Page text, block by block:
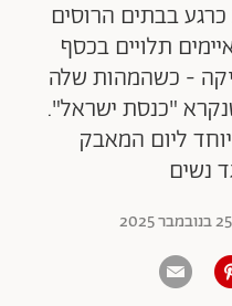
בבתים הרוסים
תלויים בכסף
- כשהמהות שלה
"כנסת ישראל".
ליום המאבק
נשים
25 בנובמבר 2025